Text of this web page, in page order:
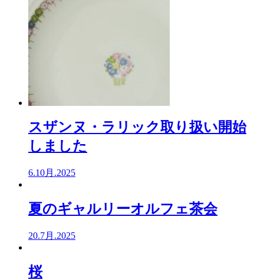
スザンヌ・ラリック取り扱い開始
しました
6.10月.2025
夏のギャルリーオルフェ茶会
20.7月.2025
桜